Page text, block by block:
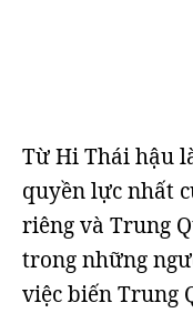
Từ Hi Thái hậu
quyền lực nhất
riêng và Trung
trong những
việc biến Trung